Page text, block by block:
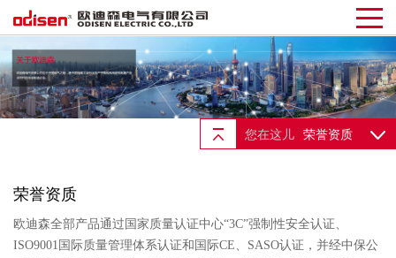
您在这儿 荣誉资质
荣誉资质
欧迪森全部产品通过国家质量认证中心“3C”强制性安全认证、
ISO9001国际质量管理体系认证和国际CE、SASO认证，并经中保公